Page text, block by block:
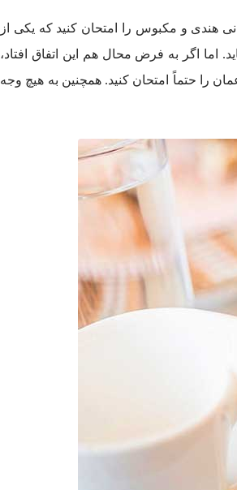
هندی و مکبوس را امتحان کنید که یکی از
اما اگر به فرض محال هم این اتفاق افتاد،
را حتماً امتحان کنید. همچنین به هیچ وجه